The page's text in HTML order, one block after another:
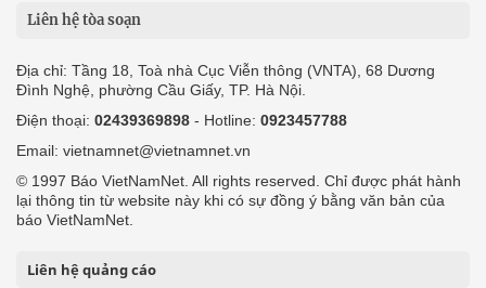
Liên hệ tòa soạn
Địa chỉ: Tầng 18, Toà nhà Cục Viễn thông (VNTA), 68 Dương
Đình Nghệ, phường Cầu Giấy, TP. Hà Nội.
Điện thoại: 02439369898 - Hotline: 0923457788
Email: vietnamnet@vietnamnet.vn
© 1997 Báo VietNamNet. All rights reserved. Chỉ được phát hành
lại thông tin từ website này khi có sự đồng ý bằng văn bản của
báo VietNamNet.
Liên hệ quảng cáo